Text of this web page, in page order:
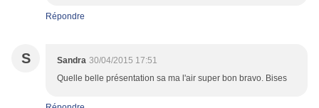
Répondre
S Sandra 30/04/2015 17:51
Quelle belle présentation sa ma l'air super bon bravo. Bises